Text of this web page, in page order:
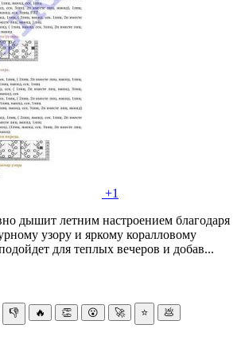
+1
дышит летним настроением благодаря
узору и яркому коралловому
для теплых вечеров и добав...
👎 🔥 👏 😮 🚀 ⭐ 💩